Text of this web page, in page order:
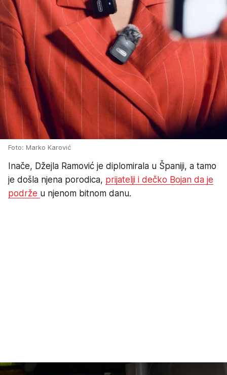
Foto: Marko Karović
Inače, Džejla Ramović je diplomirala u Španiji, a tamo
je došla njena porodica, prijatelji i dečko Bojan da je
podrže u njenom bitnom danu.